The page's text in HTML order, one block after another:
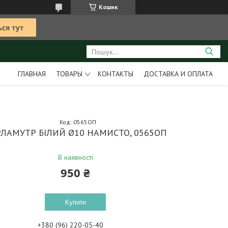
Кошик
ГЛАВНАЯ ТОВАРЫ КОНТАКТЫ ДОСТАВКА И ОПЛАТА
БІЛИЙ Ø10 НАМИСТО, 0565ОП
В наявності
Код: 0565ОП
950 ₴
Купити
+380 (96) 220-05-40